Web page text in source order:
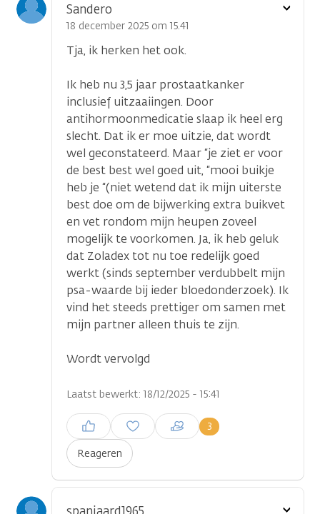
Sandero
18 december 2025 om 15.41
Tja, ik herken het ook.
Ik heb nu 3,5 jaar prostaatkanker
inclusief uitzaaiingen. Door
antihormoonmedicatie slaap ik heel erg
slecht. Dat ik er moe uitzie, dat wordt
wel geconstateerd. Maar “je ziet er voor
de best best wel goed uit, “mooi buikje
heb je “(niet wetend dat ik mijn uiterste
best doe om de bijwerking extra buikvet
en vet rondom mijn heupen zoveel
mogelijk te voorkomen. Ja, ik heb geluk
dat Zoladex tot nu toe redelijk goed
werkt (sinds september verdubbelt mijn
psa-waarde bij ieder bloedonderzoek). Ik
vind het steeds prettiger om samen met
mijn partner alleen thuis te zijn.
Wordt vervolgd
Laatst bewerkt: 18/12/2025 - 15:41
Reageren
3
Inloggen om een reactie te
plaatsen
Toon
Toon